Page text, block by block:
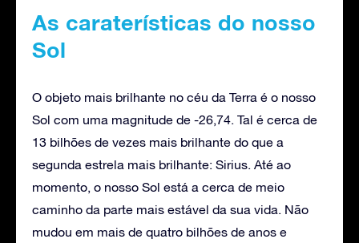
As caraterísticas do nosso
Sol
O objeto mais brilhante no céu da Terra é o nosso
Sol com uma magnitude de -26,74. Tal é cerca de
13 bilhões de vezes mais brilhante do que a
segunda estrela mais brilhante: Sirius. Até ao
momento, o nosso Sol está a cerca de meio
caminho da parte mais estável da sua vida. Não
mudou em mais de quatro bilhões de anos e